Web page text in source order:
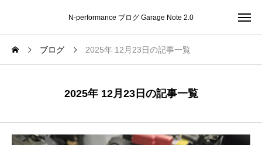
N-performance ブログ Garage Note 2.0
ブログ 2025年 12月23日の記事一覧
2025年 12月23日の記事一覧